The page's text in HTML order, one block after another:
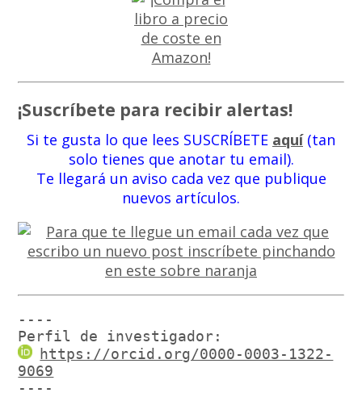
¡Suscríbete para recibir alertas!
Si te gusta lo que lees SUSCRÍBETE aquí(tan
solo tienes que anotar tu email).
Te llegará un aviso cada vez que publique
nuevos artículos.
----
Perfil de investigador:
https://orcid.org/0000-0003-1322-
9069
----